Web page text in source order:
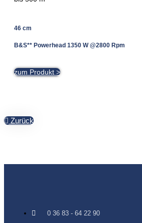
46 cm
B&S** Powerhead 1350 W @2800 Rpm
zum Produkt >
Zurück
0 36 83 - 64 22 90